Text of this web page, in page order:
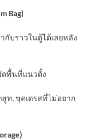
Bag)
บราวในตู้ได้เลยหลัง
ดพื้นที่แนวตั้ง
ท, ชุดเดรสที่ไม่อยาก